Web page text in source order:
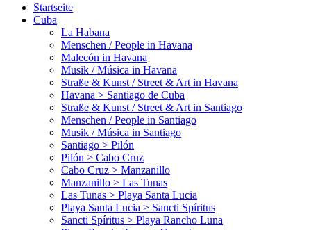
Startseite
Cuba
La Habana
Menschen / People in Havana
Malecón in Havana
Musik / Música in Havana
Straße & Kunst / Street & Art in Havana
Havana > Santiago de Cuba
Straße & Kunst / Street & Art in Santiago
Menschen / People in Santiago
Musik / Música in Santiago
Santiago > Pilón
Pilón > Cabo Cruz
Cabo Cruz > Manzanillo
Manzanillo > Las Tunas
Las Tunas > Playa Santa Lucia
Playa Santa Lucia > Sancti Spíritus
Sancti Spíritus > Playa Rancho Luna